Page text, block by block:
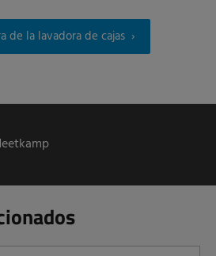
de la lavadora de cajas